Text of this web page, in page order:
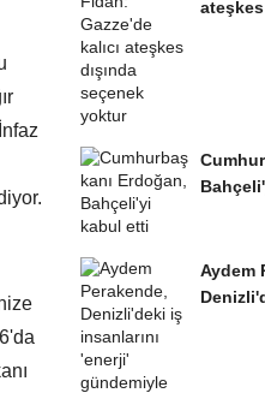
ateşkes
Aydem